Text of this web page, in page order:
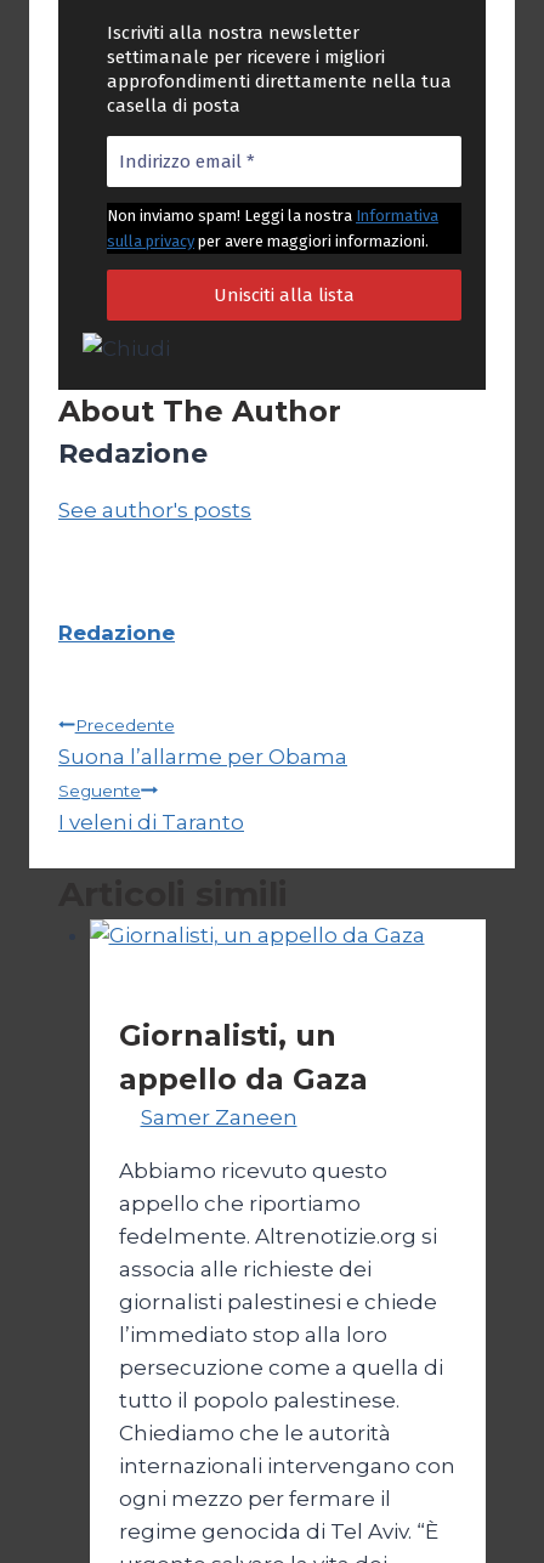
Iscriviti alla nostra newsletter
settimanale per ricevere i migliori
approfondimenti direttamente nella tua
casella di posta
Non inviamo spam! Leggi la nostra Informativa
sulla privacy per avere maggiori informazioni.
About The Author
Redazione
See author's posts
Redazione
Navigazione
articoli
Precedente
Suona l’allarme per Obama
Seguente
I veleni di Taranto
Giornalisti, un
appello da Gaza
Samer Zaneen
Abbiamo ricevuto questo
appello che riportiamo
fedelmente. Altrenotizie.org si
associa alle richieste dei
giornalisti palestinesi e chiede
l’immediato stop alla loro
persecuzione come a quella di
tutto il popolo palestinese.
Chiediamo che le autorità
internazionali intervengano con
ogni mezzo per fermare il
regime genocida di Tel Aviv. “È